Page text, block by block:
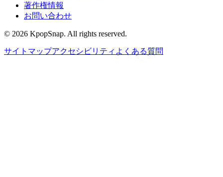
著作権情報
お問い合わせ
© 2026 KpopSnap. All rights reserved.
サイトマップアクセシビリティ よくある質問